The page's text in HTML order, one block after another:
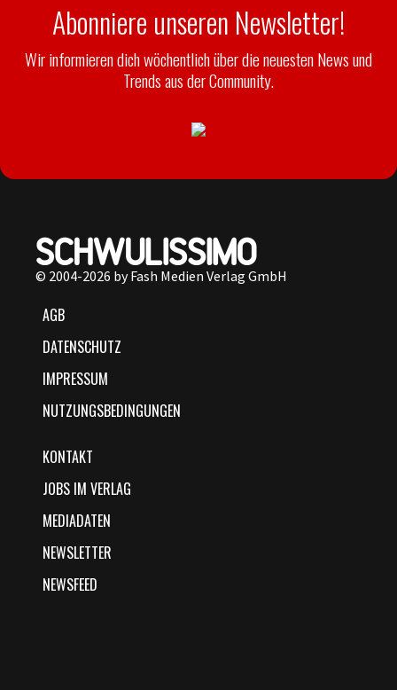
Abonniere unseren Newsletter!
Wir informieren dich wöchentlich über die neuesten News und
Trends aus der Community.
© 2004-2026 by Fash Medien Verlag GmbH
AGB
DATENSCHUTZ
IMPRESSUM
NUTZUNGSBEDINGUNGEN
KONTAKT
JOBS IM VERLAG
MEDIADATEN
NEWSLETTER
NEWSFEED